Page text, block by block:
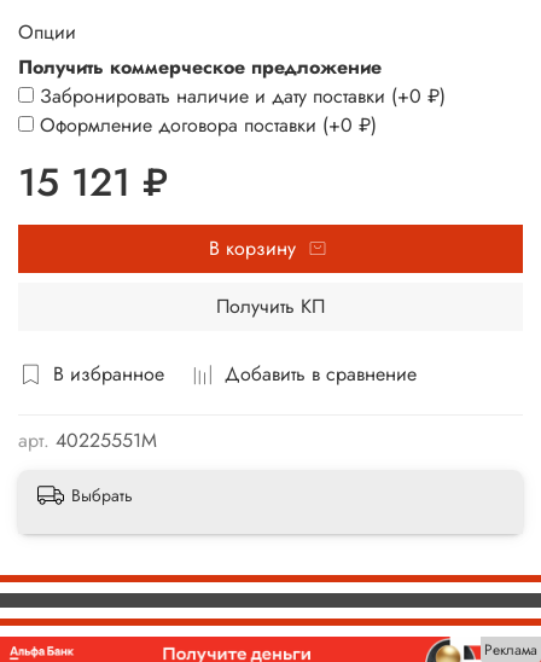
В избранное Добавить в сравнение
арт. 40225551М
Опции
Получить коммерческое предложение
Забронировать наличие и дату поставки (+0 ₽)
Оформление договора поставки (+0 ₽)
15 121 ₽
В корзину
Получить КП
Выбрать
Реклама